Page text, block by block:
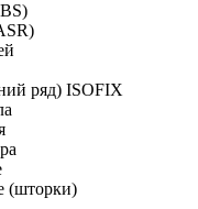
ряд) ISOFIX
(шторки)